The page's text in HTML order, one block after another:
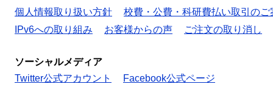
個人情報取り扱い方針
校費・公費・科研費払い取引のご
IPv6への取り組み
お客様からの声 ご注文の取り消し
ソーシャルメディア
Twitter公式アカウント
Facebook公式ページ